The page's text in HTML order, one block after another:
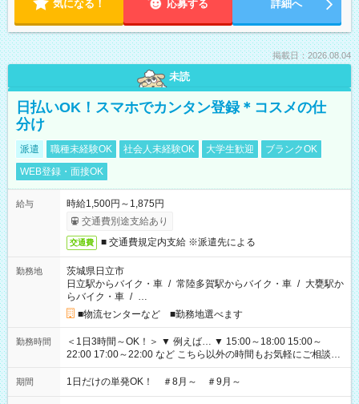
気になる！ 応募する 詳細へ
掲載日：2026.08.04
未読
日払いOK！スマホでカンタン登録＊コスメの仕
分け
派遣 職種未経験OK 社会人未経験OK 大学生歓迎
ブランクOK
WEB登録・面接OK
給与
時給1,500円～1,875円
交通費別途支給あり
交通費 ■ 交通費規定内支給 ※派遣先による
勤務地
茨城県日立市
日立駅からバイク・車 / 常陸多賀駅からバイク・車 / 大甕駅か
らバイク・車 / …
■物流センターなど ■勤務地選べます
勤務時間
＜1日3時間～OK！＞ ▼ 例えば… ▼ 15:00～18:00 15:00～
22:00 17:00～22:00 など こちら以外の時間もお気軽にご相談く
ださい！
期間 1日だけの単発OK！ ＃8月～ ＃9月～